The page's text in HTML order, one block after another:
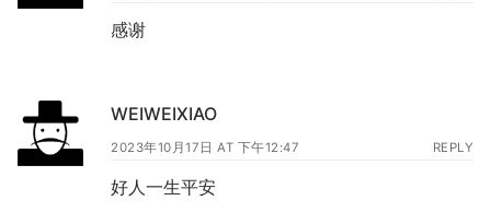
感谢
WEIWEIXIAO
2023年10月17日 AT 下午12:47 REPLY
好人一生平安